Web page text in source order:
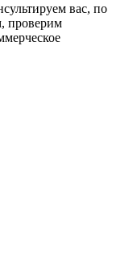
вас, по
проверим